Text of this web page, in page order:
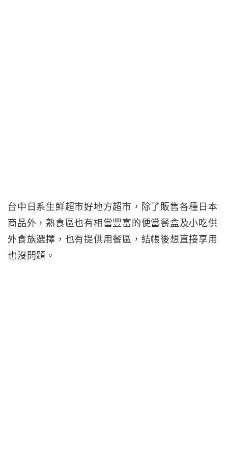
台中日系生鮮超市好地方超市，除了販售各種日本
商品外，熟食區也有相當豐富的便當餐盒及小吃供
外食族選擇，也有提供用餐區，結帳後想直接享用
也沒問題。